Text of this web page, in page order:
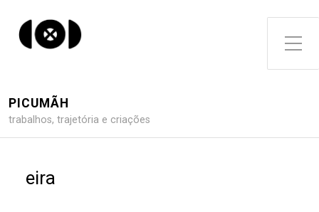
Toggle Side Menu
PICUMÃH
trabalhos, trajetória e criações
eira